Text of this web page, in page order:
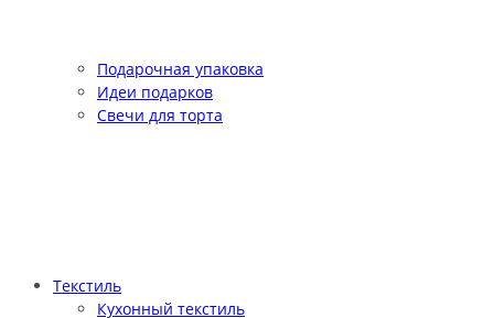
Подарочная упаковка
Идеи подарков
Свечи для торта
Текстиль
Кухонный текстиль